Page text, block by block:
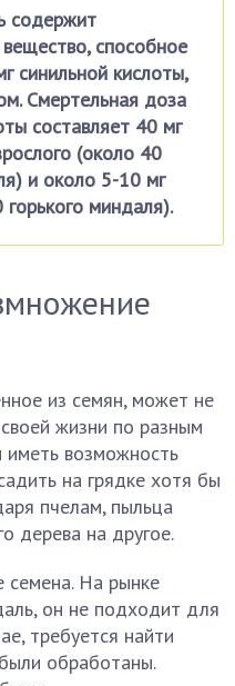
содержит
способное
синильной кислоты,
Смертельная доза
составляет 40 мг
(около 40
и около 5-10 мг
миндаля).
из семян, может не
жизни по разным
иметь возможность
на грядке хотя бы
пчелам, пыльца
дерева на другое.
семена. На рынке
он не подходит для
требуется найти
обработаны.